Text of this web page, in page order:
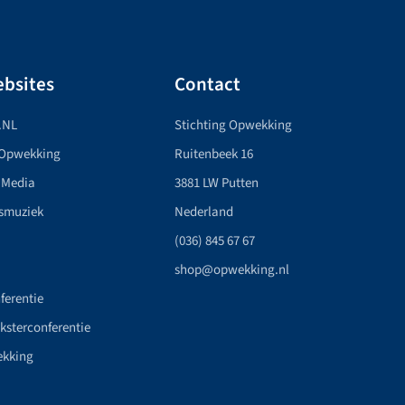
Contact
Stichting Opwekking
Ruitenbeek 16
3881 LW Putten
Nederland
(036) 845 67 67
shop@opwekking.nl